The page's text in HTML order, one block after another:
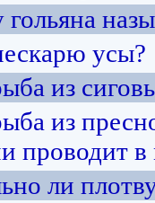
усы?
из
из
проводит
ли